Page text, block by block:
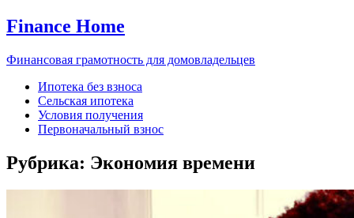
Finance Home
Финансовая грамотность для домовладельцев
Ипотека без взноса
Сельская ипотека
Условия получения
Первоначальный взнос
Рубрика: Экономия времени